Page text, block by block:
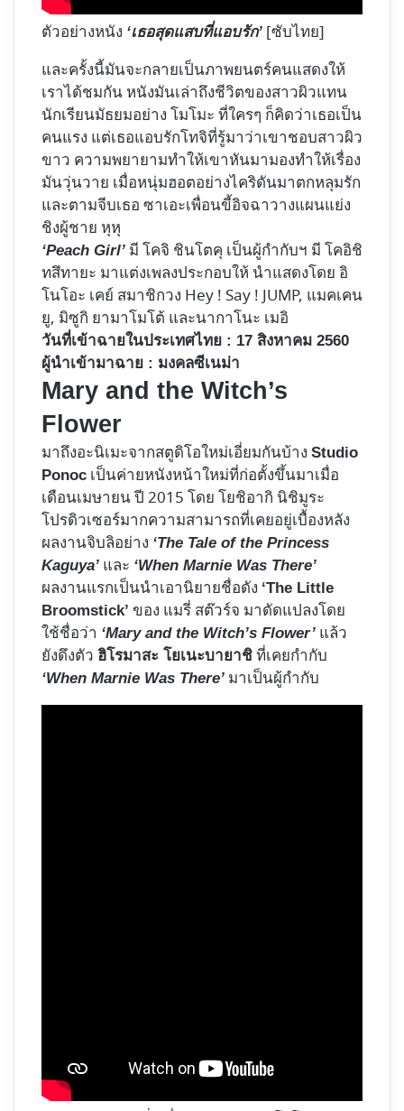
ตัวอย่างหนัง ‘เธอสุดแสบที่แอบรัก’ [ซับไทย]
และครั้งนี้มันจะกลายเป็นภาพยนตร์คนแสดงให้
เราได้ชมกัน หนังมันเล่าถึงชีวิตของสาวผิวแทน
นักเรียนมัธยมอย่าง โมโมะ ที่ใครๆ ก็คิดว่าเธอเป็น
คนแรง แต่เธอแอบรักโทจิที่รู้มาว่าเขาชอบสาวผิว
ขาว ความพยายามทำให้เขาหันมามองทำให้เรื่อง
มันวุ่นวาย เมื่อหนุ่มฮอตอย่างไคริดันมาตกหลุมรัก
และตามจีบเธอ ซาเอะเพื่อนขี้อิจฉาวางแผนแย่ง
ชิงผู้ชาย หุหุ
‘Peach Girl’ มี โคจิ ชินโตคุ เป็นผู้กำกับฯ มี โคอิชิ
ทสึทายะ มาแต่งเพลงประกอบให้ นำแสดงโดย อิ
โนโอะ เคย์ สมาชิกวง Hey ! Say ! JUMP, แมคเคน
ยู, มิซูกิ ยามาโมโต้ และนากาโนะ เมอิ
วันที่เข้าฉายในประเทศไทย : 17 สิงหาคม 2560
ผู้นำเข้ามาฉาย : มงคลซีเนม่า
Mary and the Witch’s
Flower
มาถึงอะนิเมะจากสตูดิโอใหม่เอี่ยมกันบ้าง Studio
Ponoc เป็นค่ายหนังหน้าใหม่ที่ก่อตั้งขึ้นมาเมื่อ
เดือนเมษายน ปี 2015 โดย โยชิอากิ นิชิมูระ
โปรดิวเซอร์มากความสามารถที่เคยอยู่เบื้องหลัง
ผลงานจิบลิอย่าง ‘The Tale of the Princess
Kaguya’ และ ‘When Marnie Was There’
ผลงานแรกเป็นนำเอานิยายชื่อดัง ‘The Little
Broomstick’ ของ แมรี่ สต๊วร์จ มาดัดแปลงโดย
ใช้ชื่อว่า ‘Mary and the Witch’s Flower’ แล้ว
ยังดึงตัว ฮิโรมาสะ โยเนะบายาชิ ที่เคยกำกับ
‘When Marnie Was There’ มาเป็นผู้กำกับ